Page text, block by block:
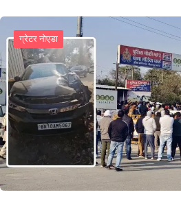
ग्रेटर नोएडा